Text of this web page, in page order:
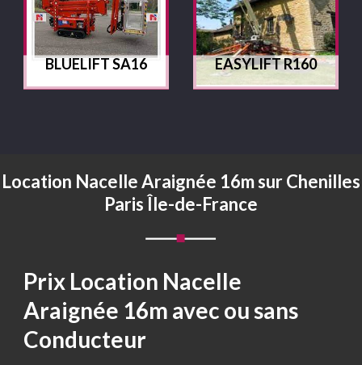
BLUELIFT SA16 EASYLIFT R160
Location Nacelle Araignée 16m sur Chenilles
Paris Île-de-France
Prix Location Nacelle
Araignée 16m avec ou sans
Conducteur